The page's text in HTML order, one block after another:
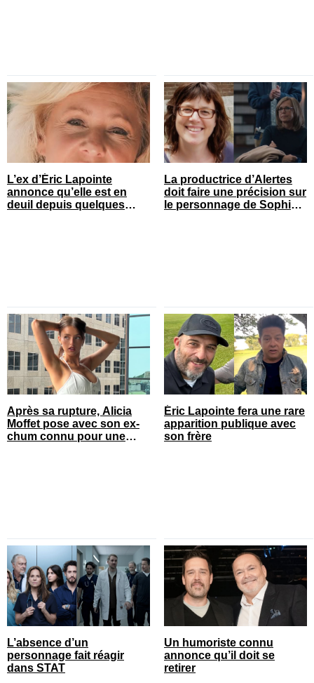
L’ex d’Éric Lapointe
annonce qu’elle est en
deuil depuis quelques
La productrice d’Alertes
doit faire une précision sur
le personnage de Sophie
Après sa rupture, Alicia
Moffet pose avec son ex-
chum connu pour une
Éric Lapointe fera une rare
apparition publique avec
son frère
L’absence d’un
personnage fait réagir
dans STAT
Un humoriste connu
annonce qu’il doit se
retirer